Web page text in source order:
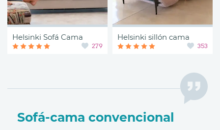
Sofá-cama convencional
Helsinki Sofá Cama
279
Helsinki sillón cama
353